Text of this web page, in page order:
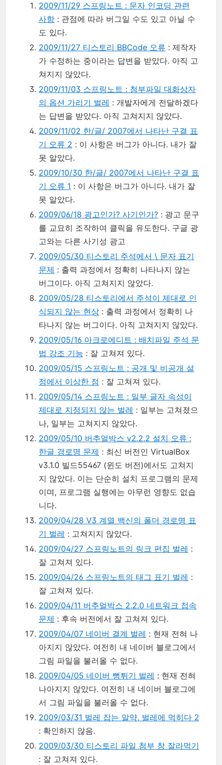
2009/11/29 스프링노트 : 문자 인코딩 관련
사항 : 관점에 따라 버그일 수도 있고 아닐 수
도 있다.
2009/11/27 티스토리 BBCode 오류 : 제작자
가 수정하는 중이라는 답변을 받았다. 아직 고
쳐지지 않았다.
2009/11/03 스프링노트 : 첨부파일 대화상자
의 옵션 가리기 벌레 : 개발자에게 전달하겠다
는 답변을 받았다. 아직 고쳐지지 않았다.
2009/11/02 한/글/ 2007에서 나타난 구결 표
기 오류 2 : 이 사항은 버그가 아니다. 내가 잘
못 알았다.
2009/10/30 한/글/ 2007에서 나타난 구결 표
기 오류 1 : 이 사항은 버그가 아니다. 내가 잘
못 알았다.
2009/06/18 광고인가? 사기인가? : 광고 문구
를 교묘히 조작하여 클릭을 유도한다. 구글 광
고와는 다른 사기성 광고
2009/05/30 티스토리 주석에서 \ 문자 표기
문제 : 출력 과정에서 정확히 나타나지 않는
버그이다. 아직 고쳐지지 않았다.
2009/05/28 티스토리에서 주석이 제대로 인
식되지 않는 현상 : 출력 과정에서 정확히 나
타나지 않는 버그이다. 아직 고쳐지지 않았다.
2009/05/16 아크로에디트 : 배치파일 주석 문
법 강조 기능 : 잘 고쳐져 있다.
2009/05/15 스프링노트 : 공개 및 비공개 설
정에서 이상한 점 : 잘 고쳐져 있다.
2009/05/14 스프링노트 : 일부 글자 속성이
제대로 지정되지 않는 벌레 : 일부는 고쳐졌으
나, 일부는 고쳐지지 않았다.
2009/05/10 버추얼박스 v2.2.2 설치 오류 :
한글 경로명 문제 : 최신 버전인 VirtualBox
v3.1.0 빌드55467 (윈도 버전)에서도 고쳐지
지 않았다. 이는 단순히 설치 프로그램의 문제
이며, 프로그램 실행에는 아무런 영향도 없습
니다.
2009/04/28 V3 계열 백신의 폴더 경로명 표
기 벌레 : 고쳐지지 않았다.
2009/04/27 스프링노트의 링크 편집 벌레 :
잘 고쳐져 있다.
2009/04/26 스프링노트의 태그 표기 벌레 :
잘 고쳐져 있다.
2009/04/11 버추얼박스 2.2.0 네트워크 접속
문제 : 후속 버전에서 잘 고쳐져 있다.
2009/04/07 네이버 결계 벌레 : 현재 전혀 나
아지지 않았다. 여전히 내 네이버 블로그에서
그림 파일을 불러올 수 없다.
2009/04/05 네이버 뻥튀기 벌레 : 현재 전혀
나아지지 않았다. 여전히 내 네이버 블로그에
서 그림 파일을 불러올 수 없다.
2009/03/31 벌레 잡는 알약, 벌레에 먹히다 2
: 확인하지 않음.
2009/03/30 티스토리 파일 첨부 창 잘라먹기
: 잘 고쳐져 있다.